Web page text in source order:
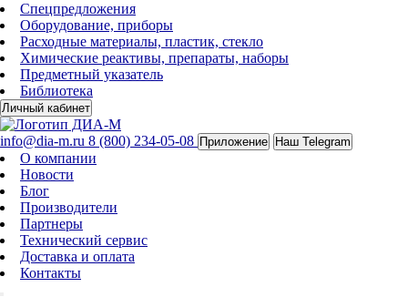
Спецпредложения
Оборудование, приборы
Расходные материалы, пластик, стекло
Химические реактивы, препараты, наборы
Предметный указатель
Библиотека
Личный кабинет
info@dia-m.ru 8 (800) 234-05-08 Приложение Наш Telegram
О компании
Новости
Блог
Производители
Партнеры
Технический сервис
Доставка и оплата
Контакты